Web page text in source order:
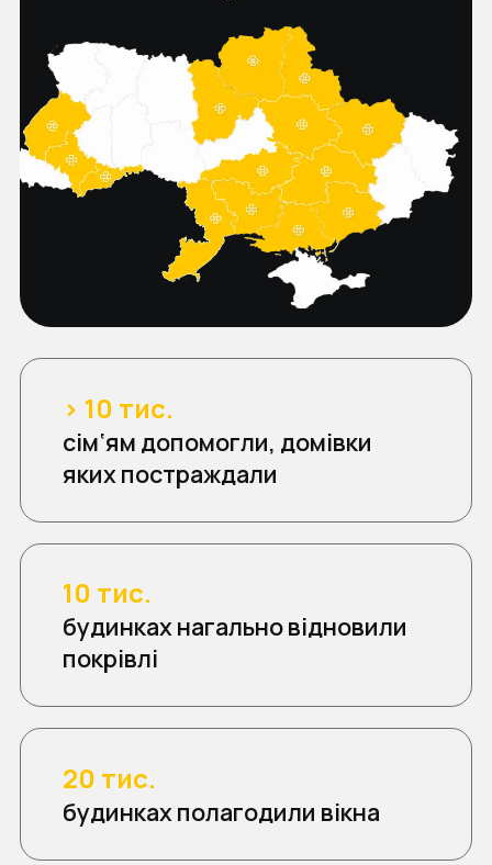
> 10 тис.
сім‘ям допомогли, домівки
яких постраждали
10 тис.
будинках нагально відновили
покрівлі
20 тис.
будинках полагодили вікна